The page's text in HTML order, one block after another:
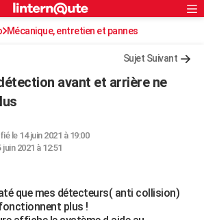
Rechercher
S'inscrire
Connexion
Mécanique, entretien et pannes
Sujet Suivant
avant et arrière ne
le 14 juin 2021 à 19:00
juin 2021 à 12:51
que mes détecteurs( anti collision)
plus !